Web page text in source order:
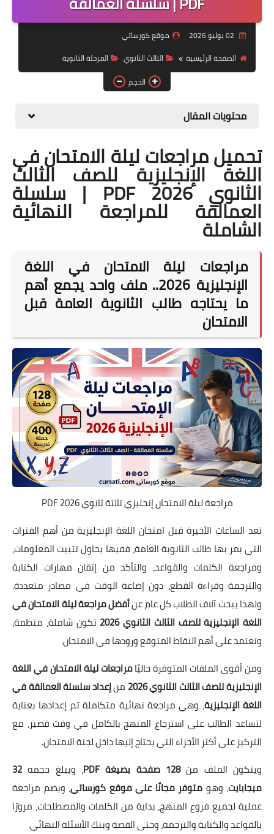
موضوعات
تكنولوجيا
صحة
موقع كورساتي
الصفحة الرئيسية
الثالث الثانوي
المرحلة الثانوية
الحجم
محتويات المقال
تحميل مراجعات ليلة الامتحان في
اللغة الإنجليزية للصف الثالث
الثانوي 2026 PDF | سلسلة
العمالقة للمراجعة النهائية
الشاملة
مراجعات ليلة الامتحان في اللغة
الإنجليزية 2026.. ملف واحد يجمع أهم
ما يحتاجه طالب الثانوية العامة قبل
الامتحان
مراجعة ليلة الامتحان إنجليزي تالتة ثانوي 2026 PDF
تعد الساعات الأخيرة قبل امتحان اللغة الإنجليزية من أهم الفترات
التي يمر بها طالب الثانوية العامة، ففيها يحاول تثبيت المعلومات،
ومراجعة الكلمات والقواعد، والتأكد من إتقان مهارات الكتابة
والترجمة وقراءة القطع، دون إضاعة الوقت في مصادر متعددة.
ولهذا يبحث آلاف الطلاب كل عام عنأفضل مراجعة ليلة الامتحان في
اللغة الإنجليزية للصف الثالث الثانوي 2026
تكون شاملة، منظمة،
وتعتمد على أهم النقاط المتوقع ورودها في الامتحان.
ومن أقوى الملفات المتوفرة حاليًامراجعات ليلة الامتحان في اللغة
الإنجليزية للصف الثالث الثانوي 2026
منإعداد سلسلة العمالقة في
اللغة الإنجليزية، وهي مراجعة نهائية متكاملة تم إعدادها بعناية
لتساعد الطالب على استرجاع المنهج بالكامل في وقت قصير، مع
التركيز على أكثر الأجزاء التي يحتاج إليها داخل لجنة الامتحان.
ويتكون الملف من128 صفحة بصيغة PDF ، ويبلغ حجمه 32
ميجابايت، وهو متوفر مجانًا على موقع كورساتي، ويضم مراجعة
عملية لجميع فروع المنهج، بداية من الكلمات والمصطلحات، مرورًا
بالقواعد والكتابة والترجمة، وحتى القصة وبنك الأسئلة النهائي.